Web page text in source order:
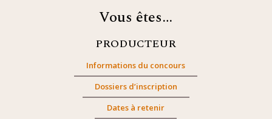
Vous êtes…
PRODUCTEUR
Informations du concours
Dossiers d’inscription
Dates à retenir